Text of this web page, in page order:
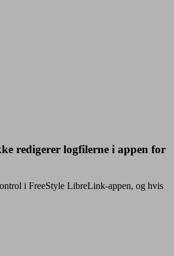
redigerer logfilerne i appen for
i FreeStyle LibreLink-appen, og hvis